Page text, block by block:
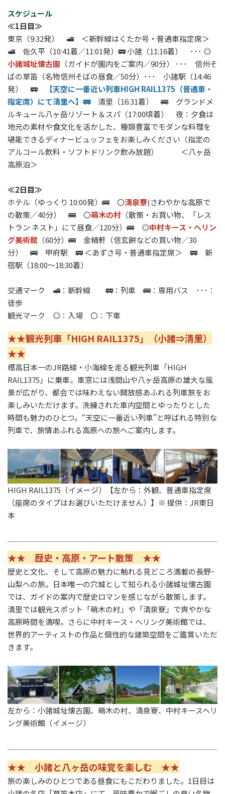
スケジュール
≪1日目≫
東京（9:32発） 🚅 ＜新幹線はくたか号・普通車指定席＞
🚅 佐久平（10:41着／11:01発）🚃 小諸（11:16着） ･･･ ◎
小諸城址懐古園 （ガイドが園内をご案内／90分） ･･･
信州そ
ばの草笛（名物信州そばの昼食／50分） ･･･
小諸駅（14:46
発） 🚃
【天空に一番近い列車HIGH RAIL1375（普通車・
指定席）にて清里へ】🚃清里（16:31着） 🚌 グランドメ
ルキュール八ヶ岳リゾート＆スパ（17:00頃着） 夜：夕食は
地元の素材や食文化を活かした、種類豊富でモダンな料理を
堪能できるディナービュッフェをお楽しみください（指定の
アルコール飲料・ソフトドリンク飲み放題）
＜八ヶ岳
高原泊＞
≪2日目≫
ホテル（ゆっくり 10:00発）🚌 〇清泉寮(さわやかな高原で
の散策／40分） 🚌 〇萌木の村 （散策・お買い物、「レス
トラン ネスト」にて昼食／120分）🚌 ◎中村キース・へリン
グ美術館 （60分）🚌 金精軒（信玄餅などの買い物／30
分） 🚌 甲府駅 🚃 ＜あずさ号・普通車指定席＞ 🚃 新
宿駅（18:00～18:30着）
交通マーク 🚅：新幹線 🚃：列車 🚌：専用バス ･･･：
徒歩
観光マーク ◎：入場 〇：下車
★★観光列車「HIGH RAIL1375」（小諸⇒清里）
★★
標高日本一のJR路線・小海線を走る観光列車「HIGH
RAIL1375」に乗車。車窓には浅間山や八ヶ岳高原の雄大な風
景が広がり、都会では味わえない開放感あふれる列車旅をお
楽しみいただけます。洗練された車内空間とゆったりとした
時間も魅力のひとつ。“天空に一番近い列車”と呼ばれる特別な
列車で、旅情あふれる高原への旅へご案内します。
HIGH RAIL1375（イメージ）【左から：外観、普通車指定席
（座席のタイプはお選びいただけません）】※ 提供： JR東日
本
★★ 歴史・高原・アート散策 ★★
歴史と文化、そして高原の魅力に触れる見どころ満載の長野･
山梨への旅。日本唯一の穴城として知られる小諸城址懐古園
では、ガイドの案内で歴史ロマンを感じながら散策します。
清里では観光スポット「萌木の村」や「清泉寮」で爽やかな
高原時間を満喫。さらに中村キース・ヘリング美術館では、
世界的アーティストの作品と個性的な建築空間をご鑑賞いただ
きます。
左から：小諸城址懐古園、萌木の村、清泉寮、中村キースヘリ
ング美術館（イメージ）
★★ 小諸と八ヶ岳の味覚を楽しむ ★★
旅の楽しみのひとつである昼食にもこだわりました。1日目は